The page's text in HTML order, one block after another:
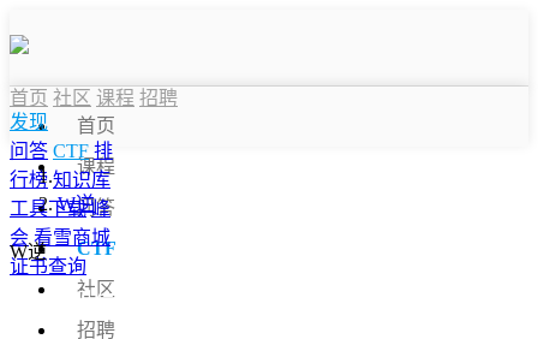
首页
课程
问答
CTF
社区
招聘
首页 社区 课程 招聘
发现
问答 CTF 排
行榜 知识库
工具下载 峰
会 看雪商城
证书查询
W逆
W逆
战队信息